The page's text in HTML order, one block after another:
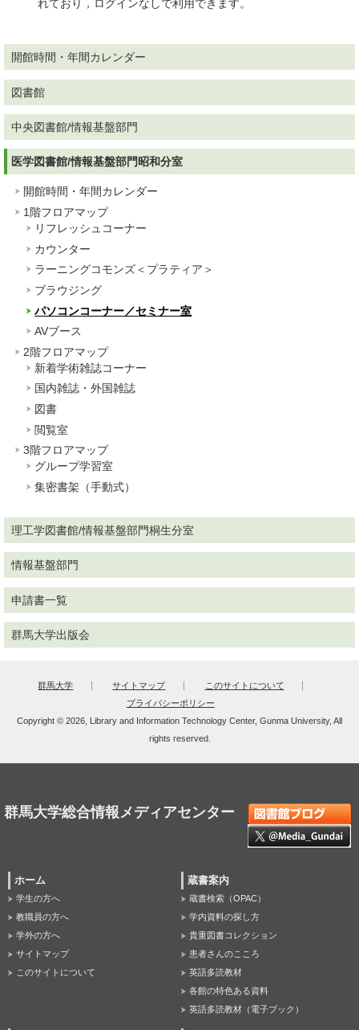
れており，ログインなしで利用できます。
開館時間・年間カレンダー
図書館
中央図書館/情報基盤部門
医学図書館/情報基盤部門昭和分室
開館時間・年間カレンダー
1階フロアマップ
リフレッシュコーナー
カウンター
ラーニングコモンズ＜プラティア＞
ブラウジング
パソコンコーナー／セミナー室
AVブース
2階フロアマップ
新着学術雑誌コーナー
国内雑誌・外国雑誌
図書
閲覧室
3階フロアマップ
グループ学習室
集密書架（手動式）
理工学図書館/情報基盤部門桐生分室
情報基盤部門
申請書一覧
群馬大学出版会
群馬大学 サイトマップ
このサイトについて
プライバシーポリシー
Copyright © 2026, Library and Information Technology Center, Gunma University, All
rights reserved.
群馬大学総合情報メディアセンター
ホーム
学生の方へ
教職員の方へ
学外の方へ
サイトマップ
このサイトについて
蔵書案内
蔵書検索（OPAC）
学内資料の探し方
貴重図書コレクション
患者さんのこころ
英語多読教材
各館の特色ある資料
英語多読教材（電子ブック）